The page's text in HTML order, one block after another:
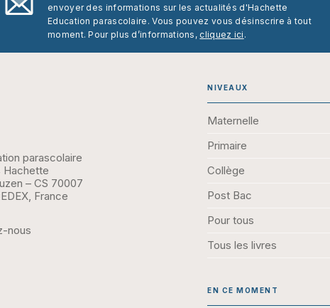
envoyer des informations sur les actualités d'Hachette
Education parascolaire. Vous pouvez vous désinscrire à tout
moment. Pour plus d’informations, cliquez ici .
parascolaire
Hachette
– CS 70007
France
nous
NIVEAUX
Maternelle
Primaire
Collège
Post Bac
Pour tous
Tous les livres
EN CE MOMENT